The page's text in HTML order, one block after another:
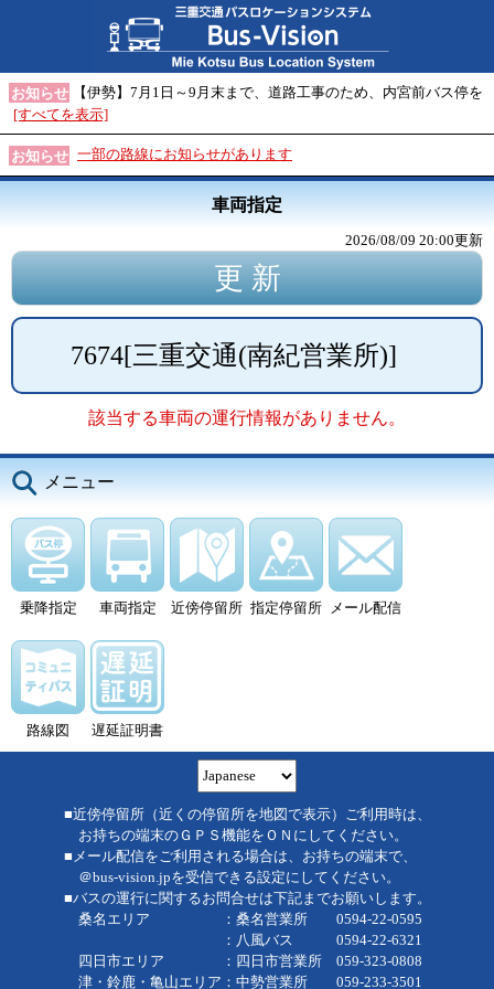
お知らせ
【伊勢】7月1日～9月末まで、道路工事のため、内宮前バス停を
[すべてを表示]
お知らせ 一部の路線にお知らせがあります
車両指定
2026/08/09 20:00更新
7674[三重交通(南紀営業所)]
該当する車両の運行情報がありません。
メニュー
乗降指定 車両指定 近傍停留所 指定停留所 メール配信
路線図 遅延証明書
■近傍停留所（近くの停留所を地図で表示）ご利用時は、
お持ちの端末のＧＰＳ機能をＯＮにしてください。
■メール配信をご利用される場合は、お持ちの端末で、
＠bus-vision.jpを受信できる設定にしてください。
■バスの運行に関するお問合せは下記までお願いします。
桑名エリア ：桑名営業所 0594-22-0595
：八風バス 0594-22-6321
四日市エリア ：四日市営業所 059-323-0808
津・鈴鹿・亀山エリア：中勢営業所 059-233-3501